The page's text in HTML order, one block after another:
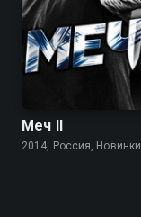
Меч II
2014, Россия, Новинки